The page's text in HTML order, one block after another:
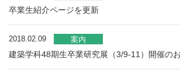
卒業生紹介ページを更新
2018.02.09 案内
建築学科48期生卒業研究展（3/9-11）開催の